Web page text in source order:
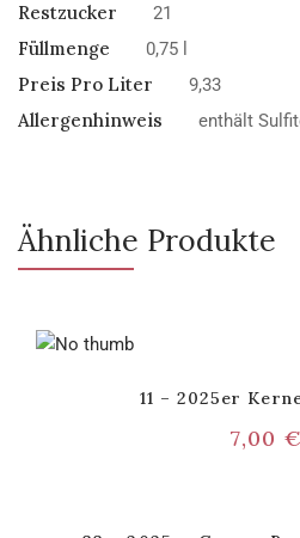
Restzucker 21
Füllmenge 0,75 l
Preis Pro Liter 9,33
Allergenhinweis enthält
Ähnliche Produkte
11 – 2025er
7,00€